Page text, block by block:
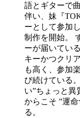
語とギターで
伴い、妹『
ーとして参加
制作を開始。
ーが届いてい
キーかつクリ
も高く、参加
び続けている
い”ちょっと異
からこそ ”運
る。